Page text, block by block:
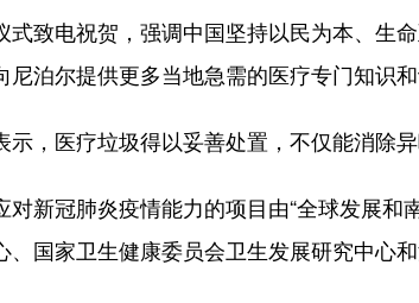
致电祝贺，强调中国坚持以民为本、生
泊尔提供更多当地急需的医疗专门知识和
医疗垃圾得以妥善处置，不仅能消除异
冠肺炎疫情能力的项目由“全球发展和
国家卫生健康委员会卫生发展研究中心